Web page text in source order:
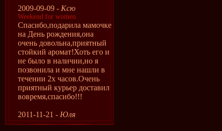
2009-09-09 - Ксю
Weekend for women
Спасибо,подарила мамочке
на День рождения,она
очень довольна,приятный
стойкий аромат!Хоть его и
не было в наличии,но я
позвонила и мне нашли в
течении 2х часов.Очень
приятный курьер доставил
вовремя,спасибо!!!
2011-11-21 - Юля